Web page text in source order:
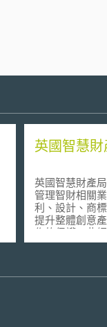
英國智慧
英國智慧財產
管理智財相關
利、設計、商
提升整體創意
作的保護。此
供最新智財相